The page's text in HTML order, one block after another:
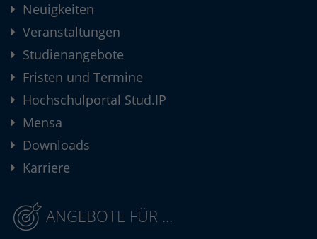
Neuigkeiten
Veranstaltungen
Studienangebote
Fristen und Termine
Hochschulportal Stud.IP
Mensa
Downloads
Karriere
ANGEBOTE FÜR ...